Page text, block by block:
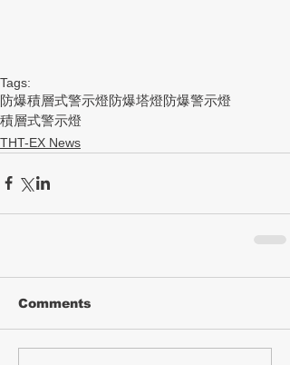
Tags:
防爆積層式警示燈防爆塔燈防爆警示燈
積層式警示燈
THT-EX News
Comments